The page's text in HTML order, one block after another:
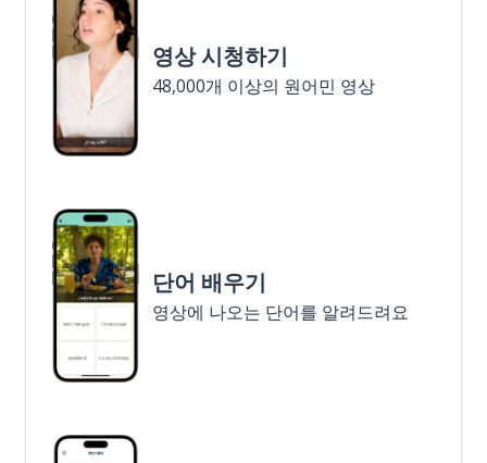
영상 시청하기
48,000개 이상의 원어민 영상
단어 배우기
영상에 나오는 단어를 알려드려요